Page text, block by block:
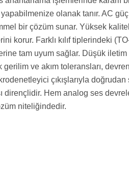
olanak tanır. AC
bir çözüm sunar. Yüksek
korur. Farklı kılıf tiplerindeki
tam uyum sağlar. Düşük
ve akım toleransları,
çıkışlarıyla
Hem analog ses
niteliğindedir.